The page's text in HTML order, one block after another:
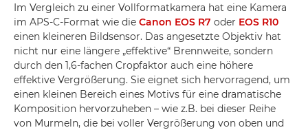
Im Vergleich zu einer Vollformatkamera hat eine Kamera
im APS-C-Format wie die Canon EOS R7 oder EOS R10
einen kleineren Bildsensor. Das angesetzte Objektiv hat
nicht nur eine längere „effektive“ Brennweite, sondern
durch den 1,6-fachen Cropfaktor auch eine höhere
effektive Vergrößerung. Sie eignet sich hervorragend, um
einen kleinen Bereich eines Motivs für eine dramatische
Komposition hervorzuheben – wie z.B. bei dieser Reihe
von Murmeln, die bei voller Vergrößerung von oben und